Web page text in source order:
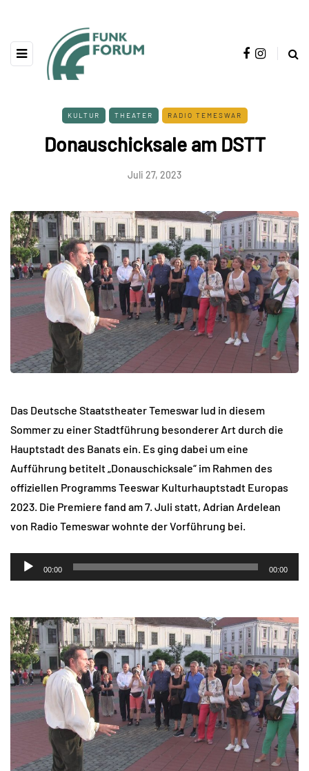
KULTUR THEATER RADIO TEMESWAR
Donauschicksale am DSTT
Juli 27, 2023
Das Deutsche Staatstheater Temeswar lud in diesem
Sommer zu einer Stadtführung besonderer Art durch die
Hauptstadt des Banats ein. Es ging dabei um eine
Aufführung betitelt „Donauschicksale“ im Rahmen des
offiziellen Programms Teeswar Kulturhauptstadt Europas
2023. Die Premiere fand am 7. Juli statt, Adrian Ardelean
von Radio Temeswar wohnte der Vorführung bei.
Audio-
Player
00:00 00:00